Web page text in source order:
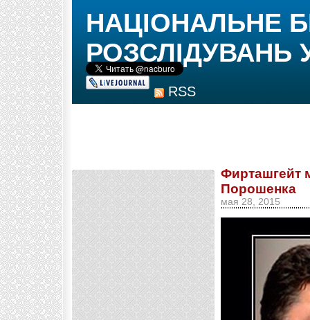
RSS
НАЦІОНАЛЬНЕ
РОЗСЛІДУВАНЬ
Фирташгейт
Порошенка
мая 28, 2015